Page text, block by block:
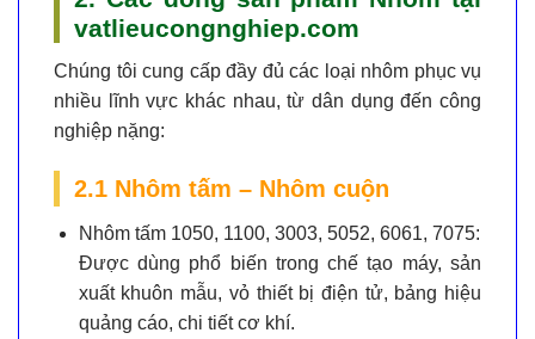
vatlieucongnghiep.com
Chúng tôi cung cấp đầy đủ các loại nhôm phục vụ
nhiều lĩnh vực khác nhau, từ dân dụng đến công
nghiệp nặng:
2.1 Nhôm tấm – Nhôm cuộn
Nhôm tấm 1050, 1100, 3003, 5052, 6061, 7075:
Được dùng phổ biến trong chế tạo máy, sản
xuất khuôn mẫu, vỏ thiết bị điện tử, bảng hiệu
quảng cáo, chi tiết cơ khí.